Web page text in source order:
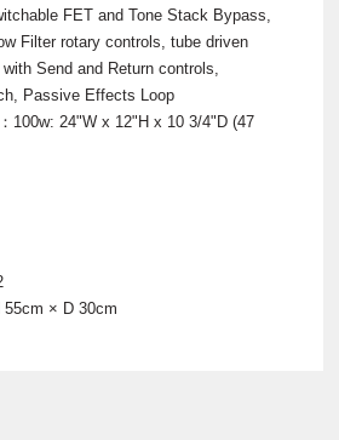
FET and Tone Stack Bypass,
Filter rotary controls, tube driven
Send and Return controls,
Passive Effects Loop
100w: 24"W x 12"H x 10 3/4"D (47
× D 30cm